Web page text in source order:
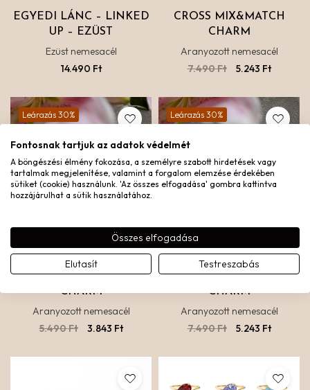
EGYEDI LÁNC – LINKED
UP – EZÜST
Ezüst nemesacél
14.490 Ft
CROSS MIX&MATCH
CHARM
Aranyozott nemesacél
7.490Ft 5.243 Ft
Leárazás 30%
BLOSSOM MIX&MATCH
CHARM
Aranyozott nemesacél
5.490Ft 3.843 Ft
Leárazás 30%
BEAT MIX&MATCH
CHARM
Aranyozott nemesacél
7.490Ft 5.243 Ft
Fontosnak tartjuk az adatok védelmét
A böngészési élmény fokozása, a személyre szabott hirdetések vagy
tartalmak megjelenítése, valamint a forgalom elemzése érdekében
sütiket (cookie) használunk. 'Az összes elfogadása' gombra kattintva
hozzájárulhat a sütik használatához.
Összes elfogadása
Elutasít Testreszabás